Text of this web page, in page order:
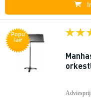
Popu
lair